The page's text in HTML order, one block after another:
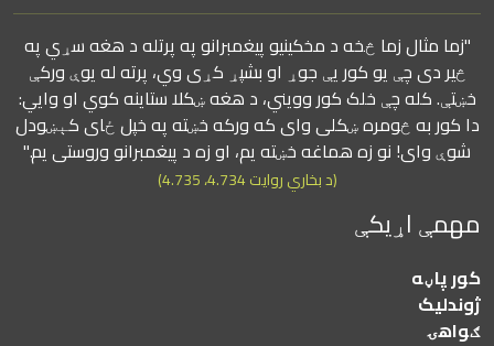
"زما مثال زما څخه د مخکینیو پیغمبرانو په پرتله د هغه سړي په
څیر دی چې یو کور یې جوړ او بشپړ کړی وي، پرته له یوې ورکې
خښتې. کله چې خلک کور وویني، د هغه ښکلا ستاینه کوي او وايي:
دا کور به څومره ښکلی وای که ورکه خښته په خپل ځای کېښودل
شوې وای! نو زه هماغه خښته یم، او زه د پیغمبرانو وروستی یم."
(د بخاري روایت 4.734، 4.735)
مهمې اړیکې
کور پاڼه
ژوندلیک
ګواهۍ